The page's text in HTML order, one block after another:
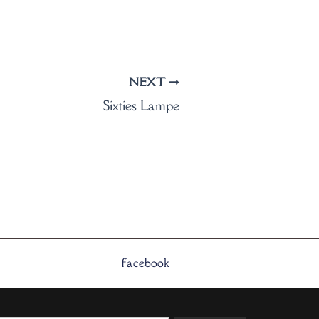
NEXT
Sixties Lampe
facebook